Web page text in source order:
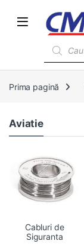
Prima pagină
Aviatie
Cabluri de
Siguranta